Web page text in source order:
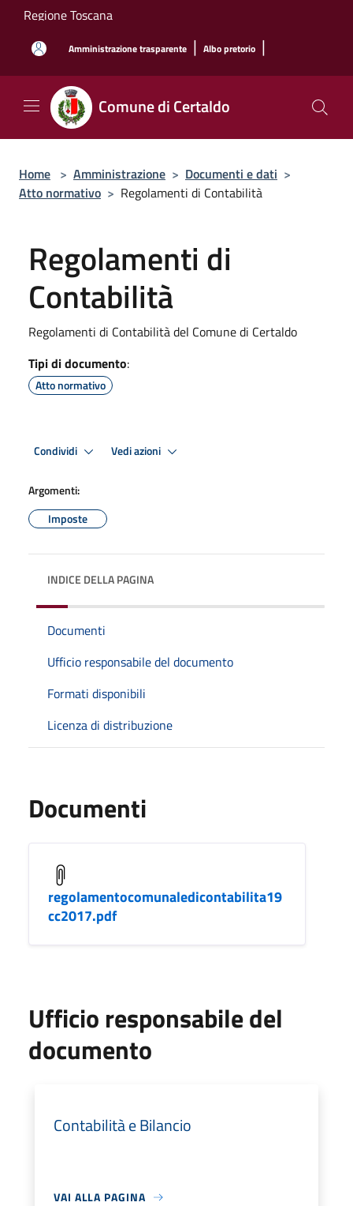
Salta al contenuto principale
Regione Toscana
Amministrazione trasparente | Albo pretorio |
Comune di Certaldo
Home > Amministrazione > Documenti e dati >
Atto normativo > Regolamenti di Contabilità
Regolamenti di
Contabilità
Regolamenti di Contabilità del Comune di Certaldo
Tipi di documento:
Atto normativo
Condividi Vedi azioni
Argomenti:
Imposte
INDICE DELLA PAGINA
Documenti
Ufficio responsabile del documento
Formati disponibili
Licenza di distribuzione
Documenti
regolamentocomunaledicontabilita19
cc2017.pdf
Ufficio responsabile del
documento
Contabilità e Bilancio
VAI ALLA PAGINA